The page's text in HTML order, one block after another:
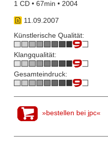
1 CD • 67min • 2004
11.09.2007
Künstlerische Qualität:
Klangqualität:
Gesamteindruck:
»bestellen bei jpc«